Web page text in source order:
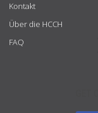
Kontakt
Über die HCCH
FAQ